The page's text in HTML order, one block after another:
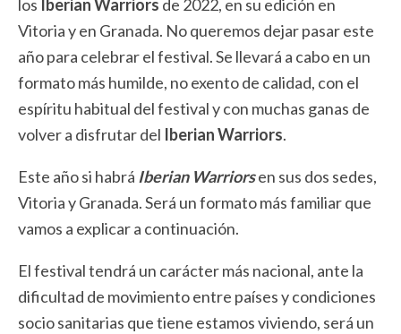
los Iberian Warriors de 2022, en su edición en
Vitoria y en Granada. No queremos dejar pasar este
año para celebrar el festival. Se llevará a cabo en un
formato más humilde, no exento de calidad, con el
espíritu habitual del festival y con muchas ganas de
volver a disfrutar del Iberian Warriors.
Este año si habrá Iberian Warriorsen sus dos sedes,
Vitoria y Granada. Será un formato más familiar que
vamos a explicar a continuación.
El festival tendrá un carácter más nacional, ante la
dificultad de movimiento entre países y condiciones
socio sanitarias que tiene estamos viviendo, será un